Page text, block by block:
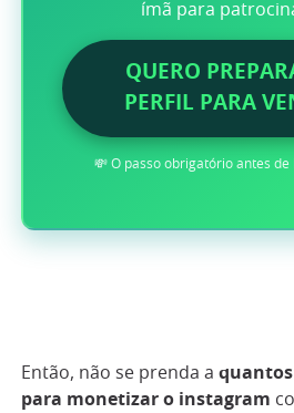
ímã para
QUERO
PERFIL PARA
💸 O passo obrigatório antes de
Então, não se prenda a quantos
para monetizar o instagram